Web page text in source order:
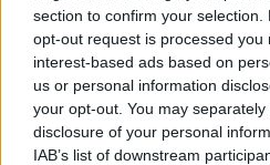
section to confirm your
opt-out request is processed you
interest-based ads based on
us or personal information
your opt-out. You may
disclosure of your personal
IAB’s list of downstream
POWIĄZANE
KATEGORII
gość
Forum:Żywienie